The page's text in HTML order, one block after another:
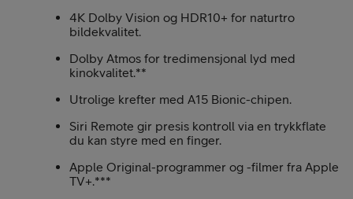
4K Dolby Vision og HDR10+ for naturtro
bildekvalitet.
Dolby Atmos for tredimensjonal lyd med
kinokvalitet.**
Utrolige krefter med A15 Bionic-chipen.
Siri Remote gir presis kontroll via en trykkflate
du kan styre med en finger.
Apple Original-programmer og -filmer fra Apple
TV+.***